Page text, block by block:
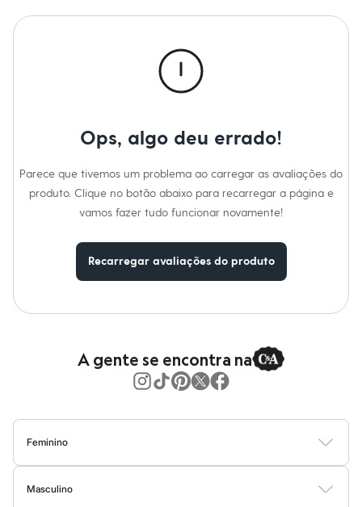
Biquínis
Maiôs
Moda esportiva
Shorts e Saias
Vestidos
Masculino
Camisas
Calças
Cintos
Carteiras
Relógios
Calçados
Ops, algo deu errado!
Parece que tivemos um problema ao carregar as avaliações do
produto. Clique no botão abaixo para recarregar a página e
vamos fazer tudo funcionar novamente!
Recarregar avaliações do produto
A gente se encontra na
Feminino
BlusasCalçasVestidosSaiasCasacosModa PraiaModa Íntima
Masculino